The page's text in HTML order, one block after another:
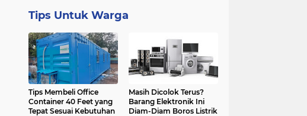
Tips Untuk Warga
Tips Membeli Office
Container 40 Feet yang
Tepat Sesuai Kebutuhan
Masih Dicolok Terus?
Barang Elektronik Ini
Diam-Diam Boros Listrik